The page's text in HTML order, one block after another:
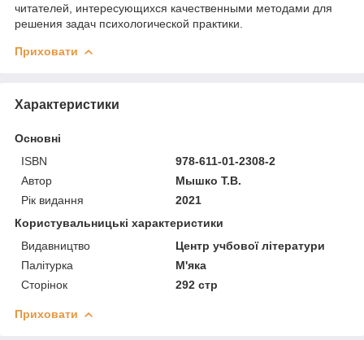
читателей, интересующихся качественными методами для
решения задач психологической практики.
Приховати
Характеристики
Основні
ISBN
978-611-01-2308-2
Автор
Мышко Т.В.
Рік видання
2021
Користувальницькі характеристики
Видавництво
Центр учбової літератури
Палітурка
М'яка
Сторінок
292 стр
Приховати